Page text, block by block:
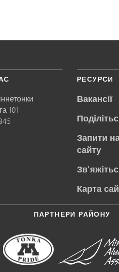
101
РЕСУРСИ
Вакансії
Запити
сайту
Карта
ПАРТНЕРИ РАЙОНУ